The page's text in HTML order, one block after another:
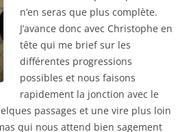
n’en seras que plus complète.
J’avance donc avec Christophe en
tête qui me brief sur les
différentes progressions
possibles et nous faisons
rapidement la jonction avec le
passages et une vire plus loin
qui nous attend bien sagement